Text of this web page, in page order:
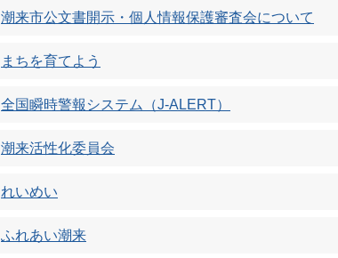
潮来市公文書開示・個人情報保護審査会について
まちを育てよう
全国瞬時警報システム（J-ALERT）
潮来活性化委員会
れいめい
ふれあい潮来